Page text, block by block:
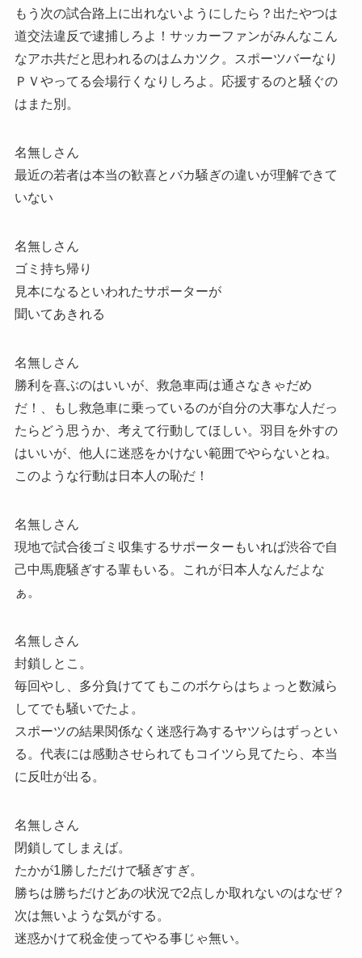
もう次の試合路上に出れないようにしたら？出たやつは
道交法違反で逮捕しろよ！サッカーファンがみんなこん
なアホ共だと思われるのはムカツク。スポーツバーなり
ＰＶやってる会場行くなりしろよ。応援するのと騒ぐの
はまた別。
名無しさん
最近の若者は本当の歓喜とバカ騒ぎの違いが理解できて
いない
名無しさん
ゴミ持ち帰り
見本になるといわれたサポーターが
聞いてあきれる
名無しさん
勝利を喜ぶのはいいが、救急車両は通さなきゃだめ
だ！、もし救急車に乗っているのが自分の大事な人だっ
たらどう思うか、考えて行動してほしい。羽目を外すの
はいいが、他人に迷惑をかけない範囲でやらないとね。
このような行動は日本人の恥だ！
名無しさん
現地で試合後ゴミ収集するサポーターもいれば渋谷で自
己中馬鹿騒ぎする輩もいる。これが日本人なんだよな
ぁ。
名無しさん
封鎖しとこ。
毎回やし、多分負けててもこのボケらはちょっと数減ら
してでも騒いでたよ。
スポーツの結果関係なく迷惑行為するヤツらはずっとい
る。代表には感動させられてもコイツら見てたら、本当
に反吐が出る。
名無しさん
閉鎖してしまえば。
たかが1勝しただけで騒ぎすぎ。
勝ちは勝ちだけどあの状況で2点しか取れないのはなぜ？
次は無いような気がする。
迷惑かけて税金使ってやる事じゃ無い。